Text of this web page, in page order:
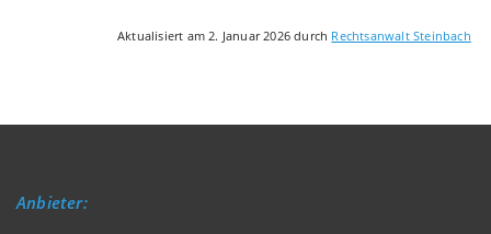
Aktualisiert am 2. Januar 2026 durch Rechtsanwalt Steinbach
Anbieter: